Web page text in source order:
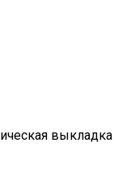
выкладка